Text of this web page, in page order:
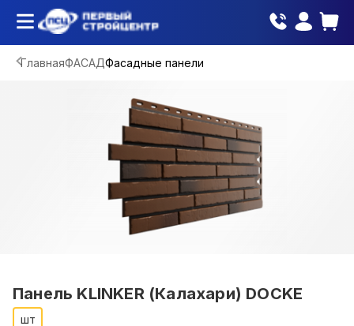
ГлавнаяФАСАДФасадные панели
Панель KLINKER (Калахари) DOCKE
шт